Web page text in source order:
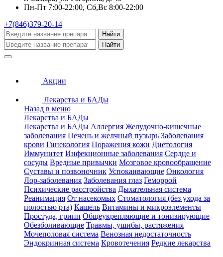
Пн-Пт 7:00-22:00, Сб,Вс 8:00-22:00
+7(846)379-20-14
Найти
Найти
Акции
Лекарства и БАДы
Назад в меню
Лекарства и БАДы
Лекарства и БАДы Аллергия Желудочно-кишечные
заболевания Печень и желчный пузырь Заболевания
крови Гинекология Поражения кожи Диетология
Иммунитет Инфекционные заболевания Сердце и
сосуды Вредные привычки Мозговое кровообращение
Суставы и позвоночник Успокаивающие Онкология
Лор-заболевания Заболевания глаз Геморрой
Психические расстройства Дыхательная система
Реанимация От насекомых Стоматология (без ухода за
полостью рта) Кашель Витамины и микроэлементы
Простуда, грипп Общеукрепляющие и тонизирующие
Обезболивающие Травмы, ушибы, растяжения
Мочеполовая система Венозная недостаточность
Эндокринная система Кровотечения Редкие лекарства